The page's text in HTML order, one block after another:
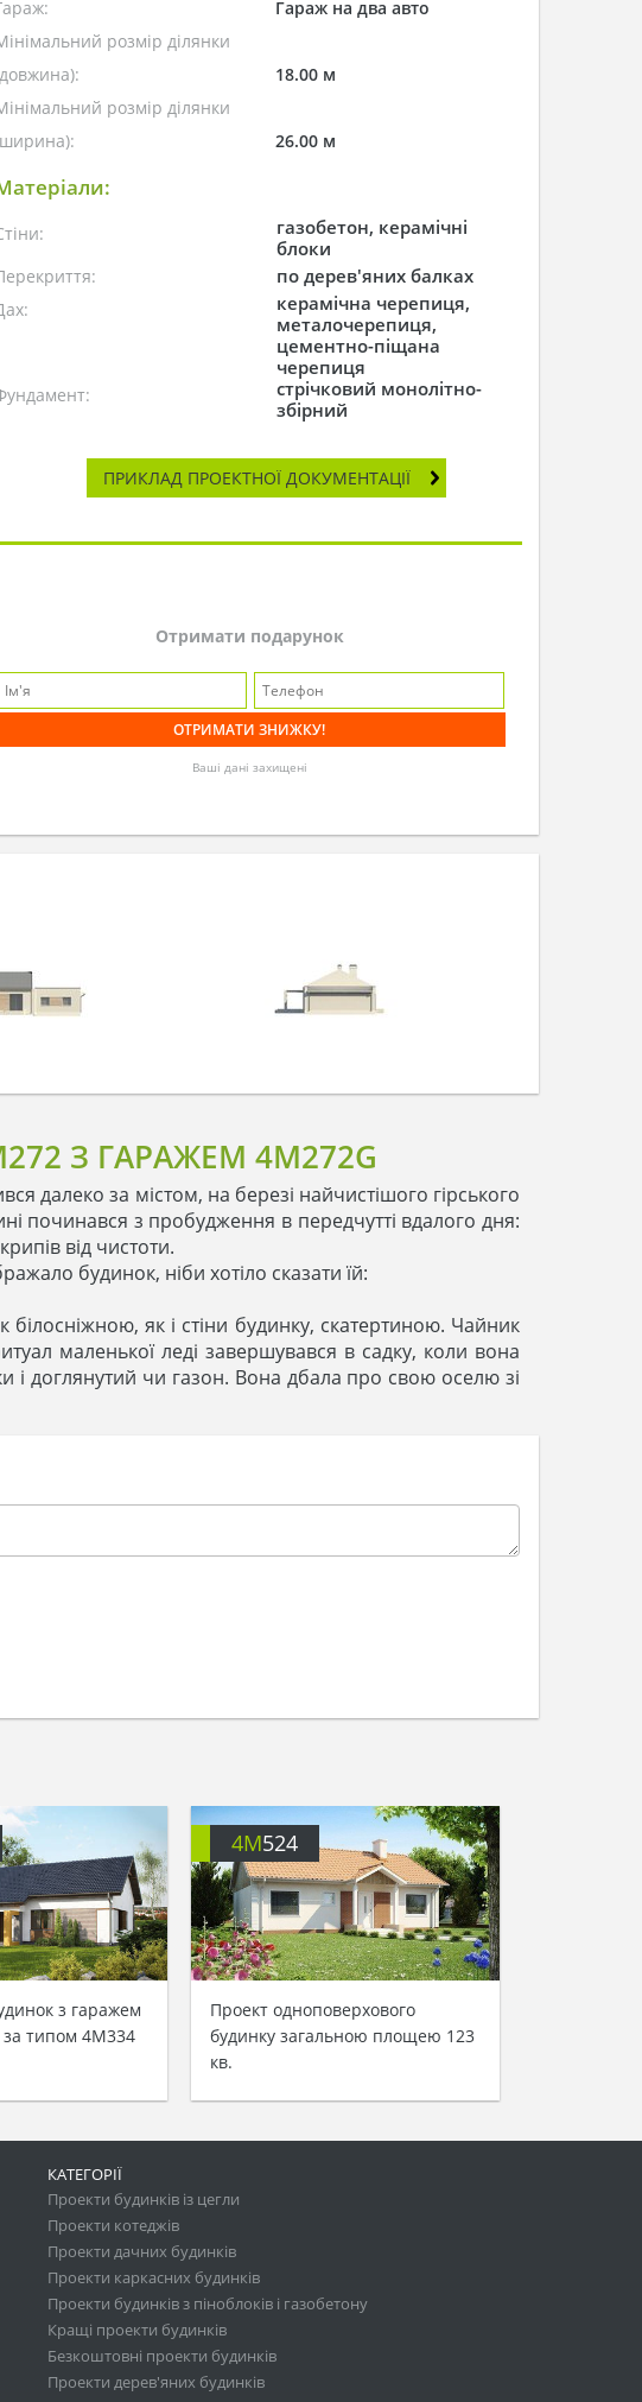
Гараж на два авто
розмір ділянки
18.00 м
розмір ділянки
26.00 м
газобетон, керамічні
блоки
по дерев'яних балках
керамічна черепиця,
металочерепиця,
цементно-піщана
черепиця
стрічковий монолітно-
збірний
ПРИКЛАД ПРОЕКТНОЇ ДОКУМЕНТАЦІЇ
Отримати подарунок
Ваші дані захищені
З ГАРАЖЕМ 4M272G
далеко за містом, на березі найчистішого гірського
починався з пробудження в передчутті вдалого дня:
від чистоти.
будинок, ніби хотіло сказати їй:
білосніжною, як і стіни будинку, скатертиною. Чайник
маленької леді завершувався в садку, коли вона
і доглянутий чи газон. Вона дбала про свою оселю зі
з гаражем
типом 4M334
4M524
Проект одноповерхового
будинку загальною площею 123
кв.
КАТЕГОРІЇ
Проекти будинків із цегли
Проекти котеджів
Проекти дачних будинків
Проекти каркасних будинків
Проекти будинків з піноблоків і газобетону
Кращі проекти будинків
Безкоштовні проекти будинків
Проекти дерев'яних будинків